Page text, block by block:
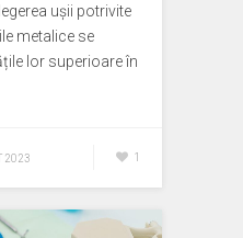
ușii potrivite
metalice se
lor superioare în
2023 1